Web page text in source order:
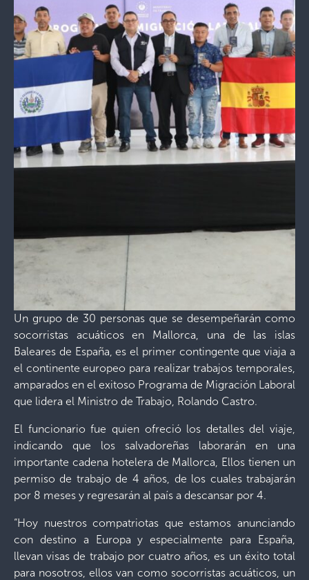
Un grupo de 30 personas que se desempeñarán como
socorristas acuáticos en Mallorca, una de las islas
Baleares de España, es el primer contingente que viaja a
el continente europeo para realizar trabajos temporales,
amparados en el exitoso Programa de Migración Laboral
que lidera el Ministro de Trabajo, Rolando Castro.
El funcionario fue quien ofreció los detalles del viaje,
indicando que los salvadoreñas laborarán en una
importante cadena hotelera de Mallorca, Ellos tienen un
permiso de trabajo de 4 años, de los cuales trabajarán
por 8 meses y regresarán al país a descansar por 4.
“Hoy nuestros compatriotas que estamos anunciando
con destino a Europa y especialmente para España,
llevan visas de trabajo por cuatro años, es un éxito total
para nosotros, ellos van como socorristas acuáticos, un